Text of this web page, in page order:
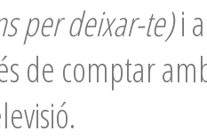
per deixar-te)i
de comptar